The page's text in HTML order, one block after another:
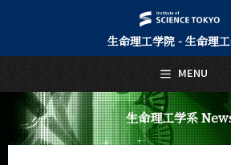
生命理工学院 - 生命理
生命理工学系
MENU
日本語
トップページ
Top Page
生命理工学系について
About Us